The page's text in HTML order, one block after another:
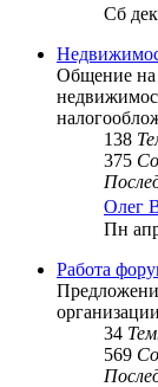
Сб
Общение на
138
375
Олег
Пн
Работа
34
569